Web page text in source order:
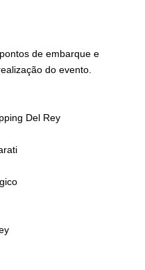
de embarque e
do evento.
Del Rey